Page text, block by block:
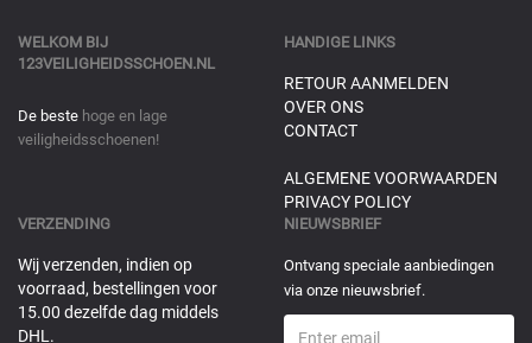
WELKOM BIJ
123VEILIGHEIDSSCHOEN.NL
De beste hoge en lage
veiligheidsschoenen!
HANDIGE LINKS
RETOUR AANMELDEN
OVER ONS
CONTACT
ALGEMENE VOORWAARDEN
PRIVACY POLICY
VERZENDING
Wij verzenden, indien op
voorraad, bestellingen voor
15.00 dezelfde dag middels
DHL.
NIEUWSBRIEF
Ontvang speciale aanbiedingen
via onze nieuwsbrief.